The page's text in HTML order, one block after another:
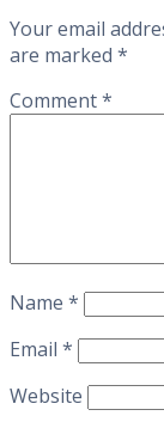
Your email
are marked *
Comment*
Name *
Email *
Website